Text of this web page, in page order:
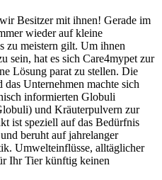
Besitzer mit ihnen! Gerade im
wieder auf kleine
zu meistern gilt. Um ihnen
sein, hat es sich Care4mypet zur
Lösung parat zu stellen. Die
Unternehmen machte sich
informierten Globuli
und Kräuterpulvern zur
ist speziell auf das Bedürfnis
beruht auf jahrelanger
Umwelteinflüsse, alltäglicher
Ihr Tier künftig keinen